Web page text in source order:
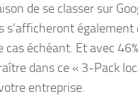
de se classer sur
s’afficheront
cas échéant. Et avec
dans ce « 3-Pack
entreprise.